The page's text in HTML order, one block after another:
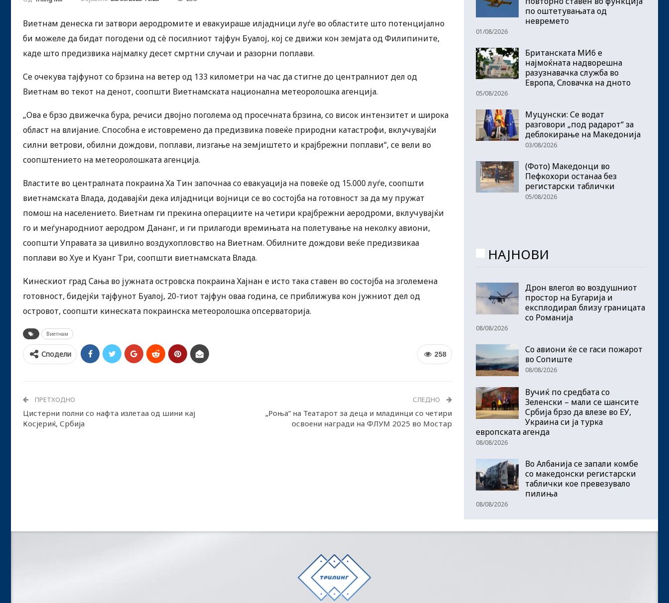
Виетнам денеска ги затвори аеродромите и евакуираше илјадници луѓе во областите што потенцијално
би можеле да бидат погодени од сè посилниот тајфун Буалој, кој се движи кон земјата од Филипините,
каде што предизвика најмалку десет смртни случаи и разорни поплави.
Се очекува тајфунот со брзина на ветер од 133 километри на час да стигне до централниот дел од
Виетнам во текот на денот, соопшти Виетнамската национална метеоролошка агенција.
„Ова е брзо движечка бура, речиси двојно поголема од просечната брзина, со висок интензитет и широка
област на влијание. Способна е истовремено да предизвика повеќе природни катастрофи, вклучувајќи
силни ветрови, обилни дождови, поплави, лизгање на земјиштето и крајбрежни поплави“, се вели во
соопштението на метеоролошката агенција.
Властите во централната покраина Ха Тин започнаа со евакуација на повеќе од 15.000 луѓе, соопшти
виетнамската Влада, додавајќи дека илјадници војници се во состојба на готовност за да му пружат
помош на населението. Виетнам ги прекина операциите на четири крајбрежни аеродроми, вклучувајќи
го и меѓународниот аеродром Дананг, и ги прилагоди времињата на полетување на неколку авиони,
соопшти Управата за цивилно воздухопловство на Виетнам. Обилните дождови веќе предизвикаа
поплави во Хуе и Куанг Три, соопшти виетнамската Влада.
Кинескиот град Сања во јужната островска покраина Хајнан е исто така ставен во состојба на зголемена
готовност, бидејќи тајфунот Буалој, 20-тиот тајфун оваа година, се приближува кон јужниот дел од
островот, соопшти кинеската покраинска метеоролошка опсерваторија.
Виетнам
258
Сподели
ПРЕТХОДНО
Цистерни полни со нафта излетаа од шини кај
Косјериќ, Србија
СЛЕДНО
„Роња“ на Театарот за деца и младинци со четири
освоени награди на ФЛУМ 2025 во Мостар
по оштетувањата од
невремето
01/08/2026
Британската МИ6 е
најмоќната надворешна
разузнавачка служба во
Европа, Словачка на дното
05/08/2026
Муцунски: Се водат
разговори „под радарот“ за
деблокирање на Македонија
03/08/2026
(Фото) Македонци во
Пефкохори останаа без
регистарски таблички
05/08/2026
НАЈНОВИ
Дрон влегол во воздушниот
простор на Бугарија и
експлодирал близу границата
со Романија
08/08/2026
Со авиони ќе се гаси пожарот
во Сопиште
08/08/2026
Вучиќ по средбата со
Зеленски – мали се шансите
Србија брзо да влезе во ЕУ,
Украина си ја турка
европската агенда
08/08/2026
Во Албанија се запали комбе
со македонски регистарски
таблички кое превезувало
пилиња
08/08/2026